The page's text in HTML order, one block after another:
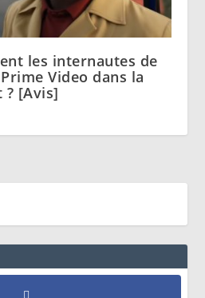
les internautes de
Video dans la
? [Avis]